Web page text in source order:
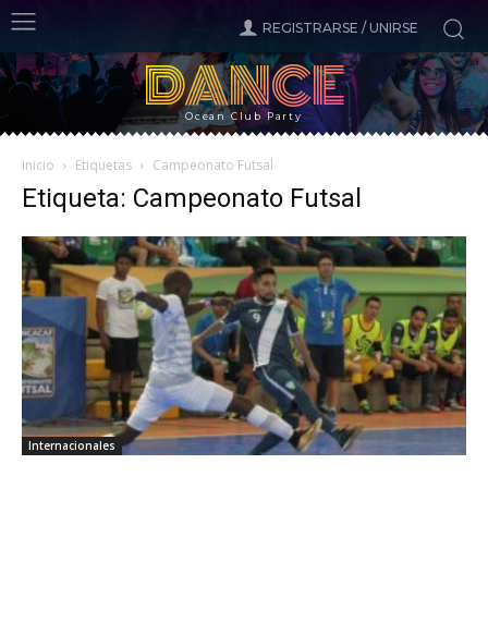
REGISTRARSE / UNIRSE
DANCE
Ocean Club Party
Inicio Etiquetas Campeonato Futsal
Etiqueta: Campeonato Futsal
Internacionales